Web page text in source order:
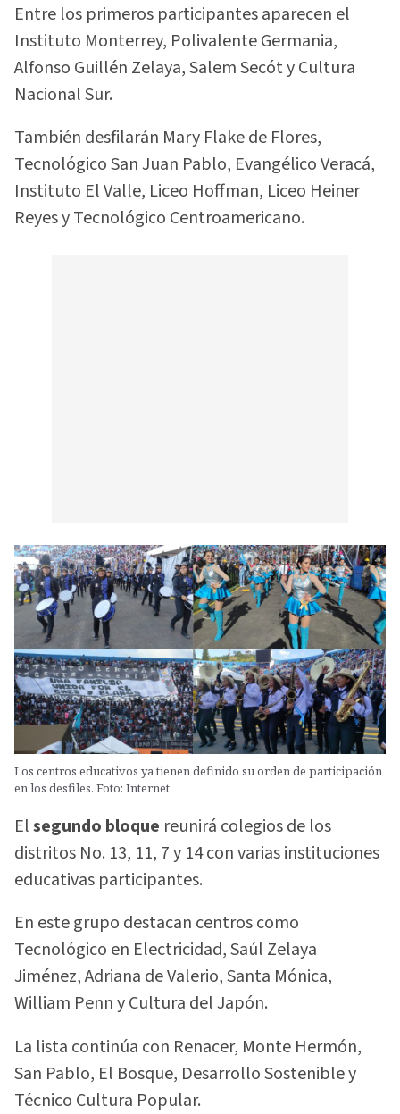
Entre los primeros participantes aparecen el
Instituto Monterrey, Polivalente Germania,
Alfonso Guillén Zelaya, Salem Secót y Cultura
Nacional Sur.
También desfilarán Mary Flake de Flores,
Tecnológico San Juan Pablo, Evangélico Veracá,
Instituto El Valle, Liceo Hoffman, Liceo Heiner
Reyes y Tecnológico Centroamericano.
Los centros educativos ya tienen definido su orden de participación
en los desfiles. Foto: Internet
Elsegundo bloque reunirá colegios de los
distritos No. 13, 11, 7 y 14 con varias instituciones
educativas participantes.
En este grupo destacan centros como
Tecnológico en Electricidad, Saúl Zelaya
Jiménez, Adriana de Valerio, Santa Mónica,
William Penn y Cultura del Japón.
La lista continúa con Renacer, Monte Hermón,
San Pablo, El Bosque, Desarrollo Sostenible y
Técnico Cultura Popular.